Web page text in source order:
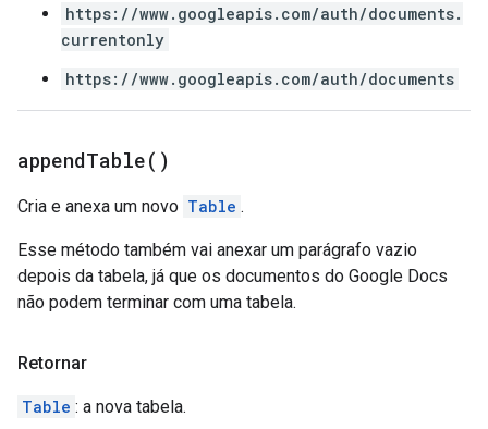
https://www.googleapis.com/auth/documents.
currentonly
https://www.googleapis.com/auth/documents
appendTable( )
Cria e anexa um novo Table .
Esse método também vai anexar um parágrafo vazio
depois da tabela, já que os documentos do Google Docs
não podem terminar com uma tabela.
Retornar
Table : a nova tabela.